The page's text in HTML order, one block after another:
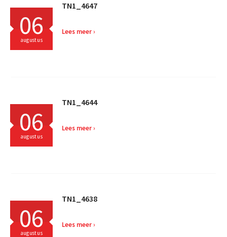
06
augustus
TN1_4647
Lees meer
06
augustus
TN1_4644
Lees meer
06
augustus
TN1_4638
Lees meer